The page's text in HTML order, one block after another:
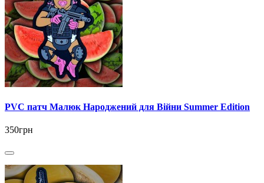
PVC патч Малюк Народжений для Війни Summer Edition
350грн